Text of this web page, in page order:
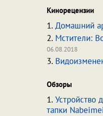
Кинорецензии
1. Домашний
2. Мстители:
06.08.2018
3.
Обзоры
1. Устройство
тапки